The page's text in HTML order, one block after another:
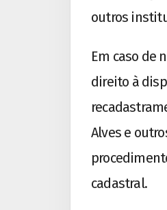
outros
Em caso de
direito à
Alves e
cadastral.